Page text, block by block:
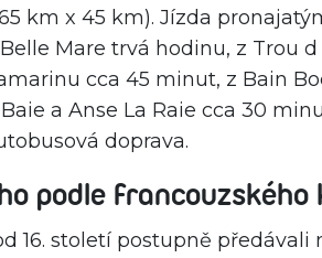
km x 45 km). Jízda
Mare trvá hodinu, z Trou
cca 45 minut, z Bain
a Anse La Raie cca 30
doprava.
podle francouzského
16. století postupně